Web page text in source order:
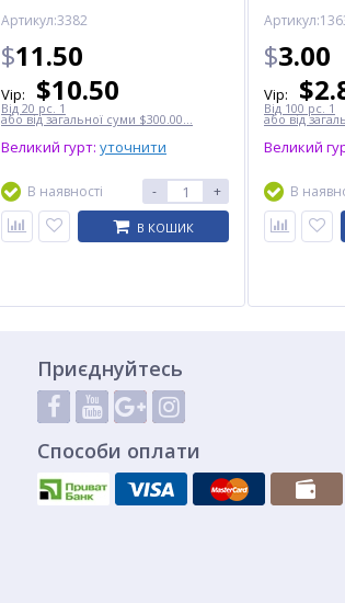
Артикул:3382
$11.50
Vip: $10.50
Від 20 pc. 1
або від загальної суми $300.00...
Великий гурт: уточнити
В наявності - +
В КОШИК
$3.00
Vip: $
Від 100 pc. 1
або від
Великий
В
Приєднуйтесь
Способи оплати